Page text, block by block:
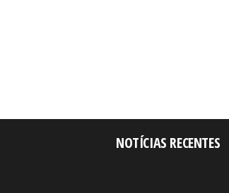
NOTÍCIAS RECENTES